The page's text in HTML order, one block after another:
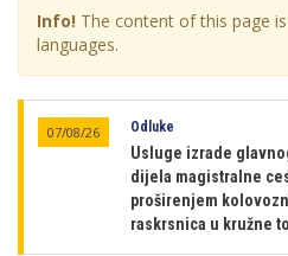
Info! The content of this page
languages.
07/08/26 Odluke
Usluge izrade
dijela magistralne
proširenjem
raskrsnica u kružne